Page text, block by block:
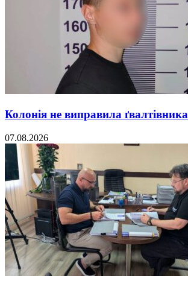
Колонія не виправила ґвалтівника
07.08.2026